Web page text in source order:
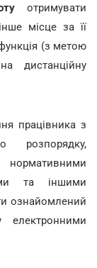
отримувати
місце за її
(з метою
дистанційну
працівника з
розпорядку,
нормативними
та іншими
ознайомлений